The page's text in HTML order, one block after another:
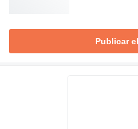
Publicar